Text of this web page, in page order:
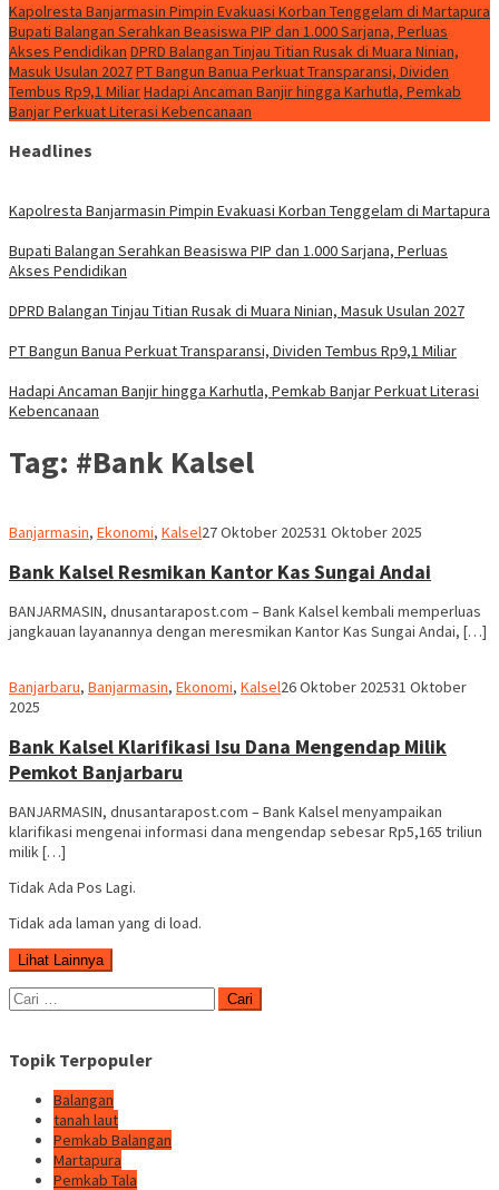
Kapolresta Banjarmasin Pimpin Evakuasi Korban Tenggelam di Martapura
Bupati Balangan Serahkan Beasiswa PIP dan 1.000 Sarjana, Perluas
Akses Pendidikan DPRD Balangan Tinjau Titian Rusak di Muara Ninian,
Masuk Usulan 2027PT Bangun Banua Perkuat Transparansi, Dividen
Tembus Rp9,1 MiliarHadapi Ancaman Banjir hingga Karhutla, Pemkab
Banjar Perkuat Literasi Kebencanaan
Headlines
Kapolresta Banjarmasin Pimpin Evakuasi Korban Tenggelam di Martapura
Bupati Balangan Serahkan Beasiswa PIP dan 1.000 Sarjana, Perluas
Akses Pendidikan
DPRD Balangan Tinjau Titian Rusak di Muara Ninian, Masuk Usulan 2027
PT Bangun Banua Perkuat Transparansi, Dividen Tembus Rp9,1 Miliar
Hadapi Ancaman Banjir hingga Karhutla, Pemkab Banjar Perkuat Literasi
Kebencanaan
Tag: #Bank Kalsel
Banjarmasin, Ekonomi, KalselRedaksi
27 Oktober 202531 Oktober 2025
Bank Kalsel Resmikan Kantor Kas Sungai Andai
BANJARMASIN, dnusantarapost.com – Bank Kalsel kembali memperluas
jangkauan layanannya dengan meresmikan Kantor Kas Sungai Andai, […]
Banjarbaru, Banjarmasin, Ekonomi, KalselRedaksi
26 Oktober 202531 Oktober
2025
Bank Kalsel Klarifikasi Isu Dana Mengendap Milik
Pemkot Banjarbaru
BANJARMASIN, dnusantarapost.com – Bank Kalsel menyampaikan
klarifikasi mengenai informasi dana mengendap sebesar Rp5,165 triliun
milik […]
Tidak Ada Pos Lagi.
Tidak ada laman yang di load.
Lihat Lainnya
Cari
untuk:
Topik Terpopuler
Balangan
tanah laut
Pemkab Balangan
Martapura
Pemkab Tala